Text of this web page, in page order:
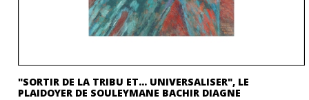
"SORTIR DE LA TRIBU ET… UNIVERSALISER", LE
PLAIDOYER DE SOULEYMANE BACHIR DIAGNE